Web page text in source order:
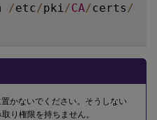
/etc/pki /CA/certs /
かないでください。そうしない
り権限を持ちません。